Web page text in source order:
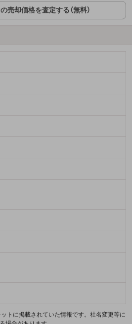
売却価格を査定する（無料）
トに掲載されていた情報です。社名変更等に